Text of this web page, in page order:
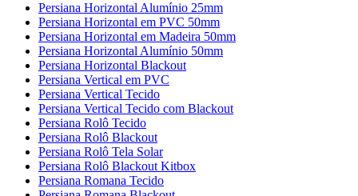
Persiana Horizontal Alumínio 25mm
Persiana Horizontal em PVC 50mm
Persiana Horizontal em Madeira 50mm
Persiana Horizontal Alumínio 50mm
Persiana Horizontal Blackout
Persiana Vertical em PVC
Persiana Vertical Tecido
Persiana Vertical Tecido com Blackout
Persiana Rolô Tecido
Persiana Rolô Blackout
Persiana Rolô Tela Solar
Persiana Rolô Blackout Kitbox
Persiana Romana Tecido